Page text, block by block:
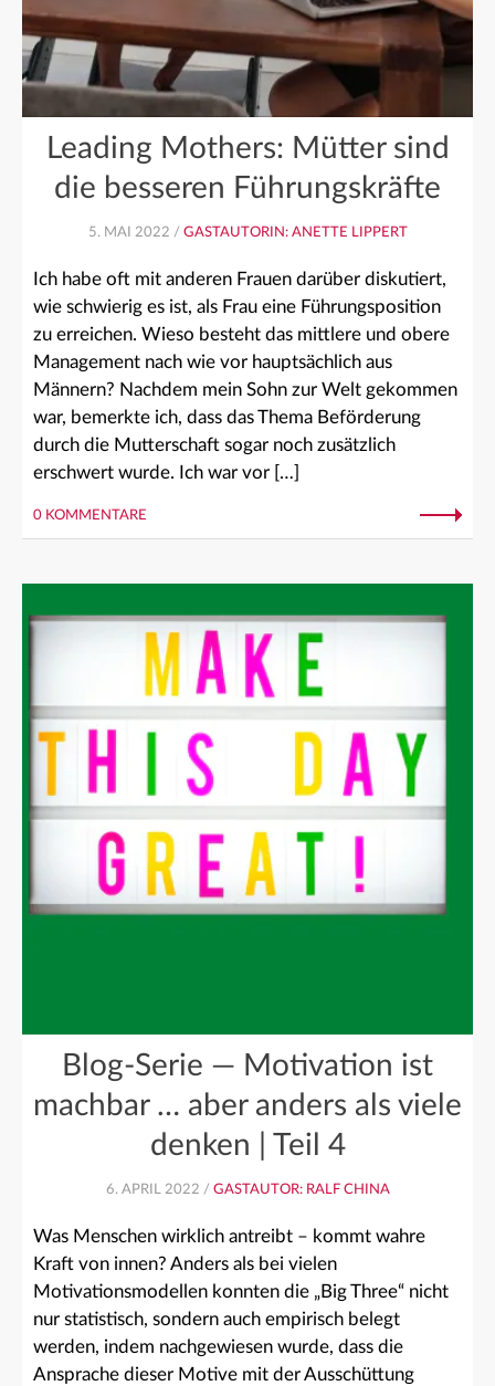
Leading Mothers: Mütter sind
die besseren Führungskräfte
5. MAI 2022 / GASTAUTORIN: ANETTE LIPPERT
Ich habe oft mit anderen Frauen darüber diskutiert,
wie schwierig es ist, als Frau eine Führungsposition
zu erreichen. Wieso besteht das mittlere und obere
Management nach wie vor hauptsächlich aus
Männern? Nachdem mein Sohn zur Welt gekommen
war, bemerkte ich, dass das Thema Beförderung
durch die Mutterschaft sogar noch zusätzlich
erschwert wurde. Ich war vor […]
0 KOMMENTARE
Blog-Serie — Motivation ist
machbar … aber anders als viele
denken | Teil 4
6. APRIL 2022 / GASTAUTOR: RALF CHINA
Was Menschen wirklich antreibt – kommt wahre
Kraft von innen? Anders als bei vielen
Motivationsmodellen konnten die „Big Three“ nicht
nur statistisch, sondern auch empirisch belegt
werden, indem nachgewiesen wurde, dass die
Ansprache dieser Motive mit der Ausschüttung